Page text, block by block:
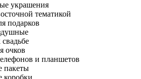
украшения
тематикой
подарков
очков
и планшетов
пакеты
коробки